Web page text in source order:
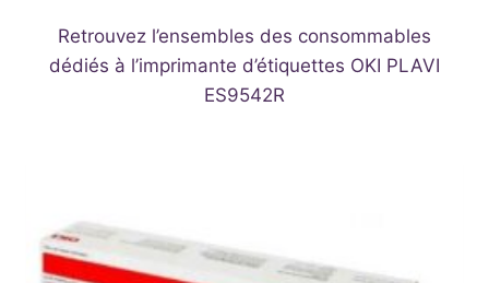
Retrouvez l’ensembles des consommables
dédiés à l’imprimante d’étiquettes OKI PLAVI
ES9542R